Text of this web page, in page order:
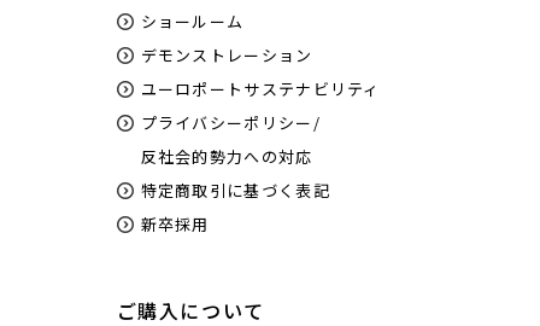
ショールーム
デモンストレーション
ユーロポートサステナビリティ
プライバシーポリシー/
反社会的勢力への対応
特定商取引に基づく表記
新卒採用
ご購入について